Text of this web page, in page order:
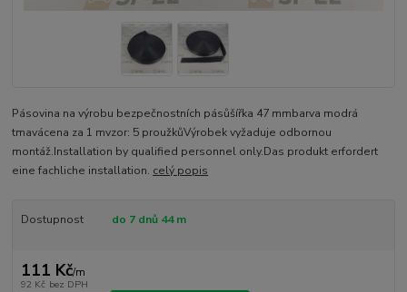
Pásovina na výrobu bezpečnostních pásůšířka 47 mmbarva modrá
tmavácena za 1 mvzor: 5 proužkůVýrobek vyžaduje odbornou
montáž.Installation by qualified personnel only.Das produkt erfordert
eine fachliche installation. celý popis
Dostupnost do 7 dnů 44 m
111 Kč/m
92 Kč bez DPH